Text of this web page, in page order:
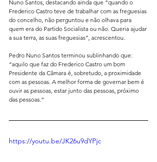
Nuno Santos, destacando ainda que “quando o
Frederico Castro teve de trabalhar com as freguesias
do concelho, não perguntou e não olhava para
quem era do Partido Socialista ou não. Queria ajudar
a sua terra, as suas freguesias”, acrescentou.
Pedro Nuno Santos terminou sublinhando que:
“aquilo que faz do Frederico Castro um bom
Presidente da Câmara é, sobretudo, a proximidade
com as pessoas. A melhor forma de governar bem é
ouvir as pessoas, estar junto das pessoas, próximo
das pessoas.”
https://youtu.be/JK26u9dYPjc